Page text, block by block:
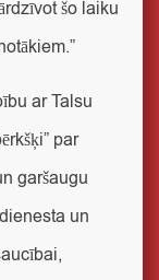
šo laiku
ar Talsu
par
garšaugu
un